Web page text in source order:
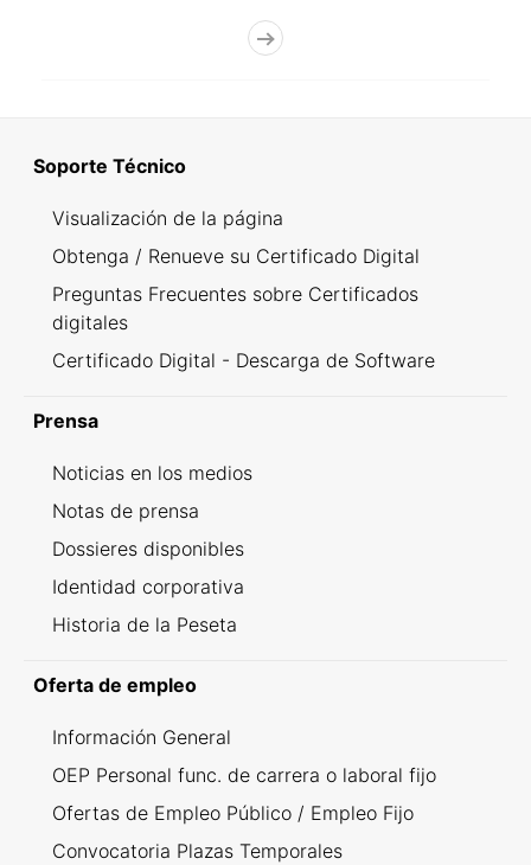
Soporte Técnico
Visualización de la página
Obtenga / Renueve su Certificado Digital
Preguntas Frecuentes sobre Certificados
digitales
Certificado Digital - Descarga de Software
Prensa
Noticias en los medios
Notas de prensa
Dossieres disponibles
Identidad corporativa
Historia de la Peseta
Oferta de empleo
Información General
OEP Personal func. de carrera o laboral fijo
Ofertas de Empleo Público / Empleo Fijo
Convocatoria Plazas Temporales